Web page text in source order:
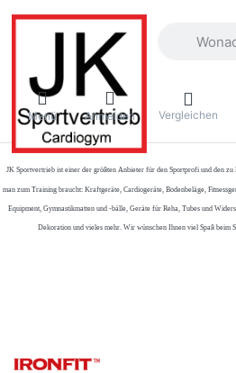
Menü Anmelden Vergleichen
JK Sportvertrieb ist einer der größten Anbieter für den Sportprofi und den
man zum Training braucht: Kraftgeräte, Cardiogeräte, Bodenbeläge,
Equipment, Gymnastikmatten und -bälle, Geräte für Reha, Tubes und
Dekoration und vieles mehr. Wir wünschen Ihnen viel Spaß beim